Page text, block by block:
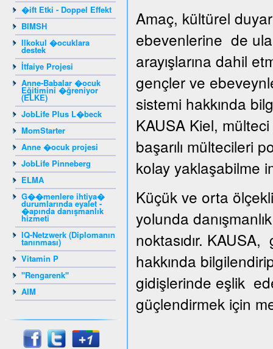
�ift Etki - Doppel Effekt
BIMSH
Ilkokul �ocuklara
destek
İtfaiye Projesi
Anne-Babalar �ocuk
Eğitimini �ğreniyor
(ELKE)
JobLife Plus L�beck
MomStarter
Anne �ocuk projesi
JobLife Pinneberg
ELMA
G��menlere ihtiya�
durumlarında eyalet -
�apında danışmanlık
hizmeti
IQ-Netzwerk (Diplomanın
tanınması)
Vitamin P
"Rengarenk"
AIM
Amaç, kültürel
ebevenlerine de
arayışlarına dahil
gençler ve
sistemi hakkında
KAUSA Kiel,
başarılı mültecileri
kolay yaklaşabilme
Küçük ve orta
yolunda
noktasıdır.
hakkında
gidişlerinde eşlik
güçlendirmek için